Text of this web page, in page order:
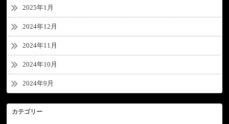
2025年1月
2024年12月
2024年11月
2024年10月
2024年9月
カテゴリー